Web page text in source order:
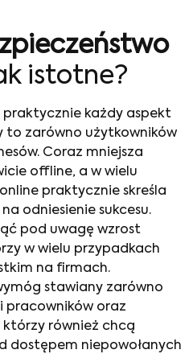
istotne?
praktycznie każdy aspekt
to zarówno użytkowników
Coraz mniejsza
offline, a w wielu
praktycznie skreśla
odniesienie sukcesu.
pod uwagę wzrost
w wielu przypadkach
na firmach.
stawiany zarówno
pracowników oraz
również chcą
dostępem niepowołanych